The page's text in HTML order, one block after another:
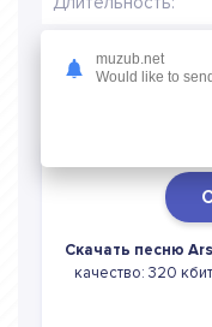
Скачать песню
качество: 320
muzub.net
Would like to